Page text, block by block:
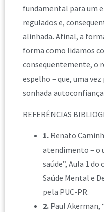
fundamental para um
regulados e,
alinhada. Afinal, a
forma como lidamos
consequentemente, o
espelho – que, uma
sonhada
REFERÊNCIAS
1. Renato
atendimento – o
saúde”, Aula 1
Saúde Mental e
pela PUC-PR.
2. Paul Akerman,